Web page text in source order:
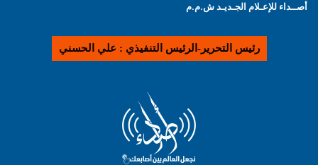
أصــداء للإعـلام الجـديـد ش.م.م
رئيس التحرير-الرئيس التنفيذي : علي الحسني